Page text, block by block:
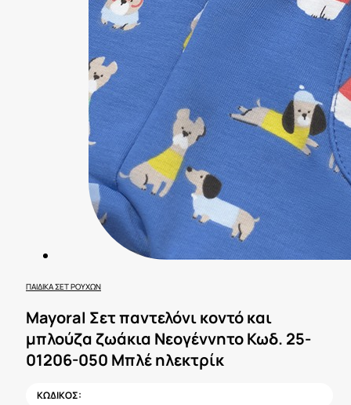
ΠΑΙΔΙΚΆ ΣΕΤ ΡΟΎΧΩΝ
Mayoral Σετ παντελόνι κοντό και
μπλούζα ζωάκια Νεογέννητο Κωδ. 25-
01206-050 Mπλέ ηλεκτρίκ
ΚΩΔΙΚΟΣ: